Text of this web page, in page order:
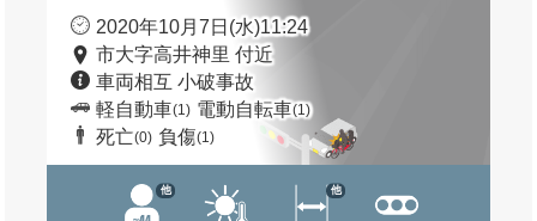
2020年10月7日(水)11:24
市大字高井神里 付近
車両相互 小破事故
軽自動車(1) 電動自転車(1)
死亡(0) 負傷(1)
他 他